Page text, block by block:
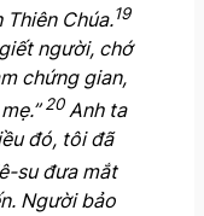
Chúa.19
người, chớ
chứng gian,
20Anh ta
đó, tôi đã
su đưa mắt
Người bảo